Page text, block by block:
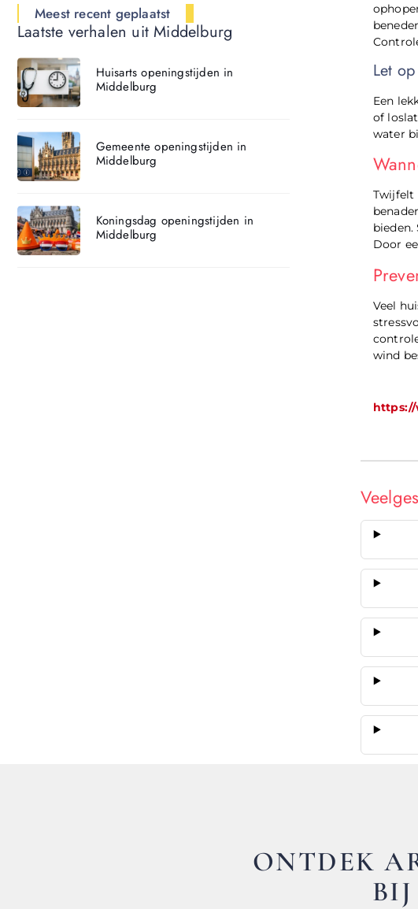
Let
Een
of
water
Twijfelt
Door
Veel
wind
Meest recent geplaatst
Laatste verhalen uit Middelburg
Huisarts openingstijden in
Middelburg
Gemeente openingstijden in
Middelburg
Koningsdag openingstijden in
Middelburg
ONTDEK